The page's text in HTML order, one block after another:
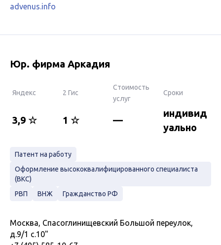
advenus.info
Юр. фирма Аркадия
Яндекс 2 Гис
Стоимость
услуг
Сроки
3,9 ☆ 1 ☆ —
индивид
уально
Патент на работу
Оформление высококвалифицированного специалиста
(ВКС)
РВП
ВНЖ Гражданство РФ
Москва, Спасоглинищевский Большой переулок,
д.9/1 с.10"